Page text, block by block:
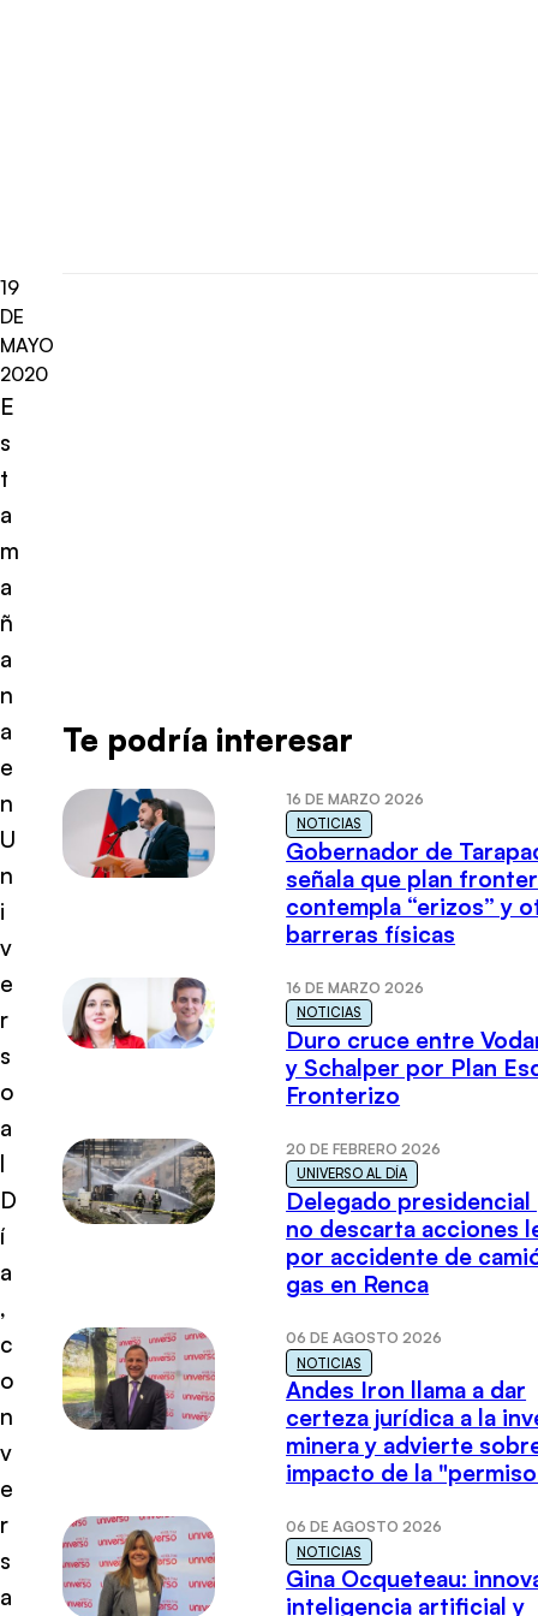
19
DE
MAYO
2020
E
s
t
a
m
a
ñ
a
n
a
e
n
U
n
i
v
e
r
s
o
a
l
D
í
a
,
c
o
n
v
e
r
s
a
Te podría interesar
16 DE MARZO 2026
NOTICIAS
Gobernador de
señala que plan
contempla “erizos” y
barreras físicas
16 DE MARZO 2026
NOTICIAS
Duro cruce entre
y Schalper por Plan
Fronterizo
20 DE FEBRERO 2026
UNIVERSO AL DÍA
Delegado presidencial
no descarta acciones
por accidente de
gas en Renca
06 DE AGOSTO 2026
NOTICIAS
Andes Iron llama a dar
certeza jurídica a la
minera y advierte
impacto de la
06 DE AGOSTO 2026
NOTICIAS
Gina Ocqueteau:
inteligencia artificial y